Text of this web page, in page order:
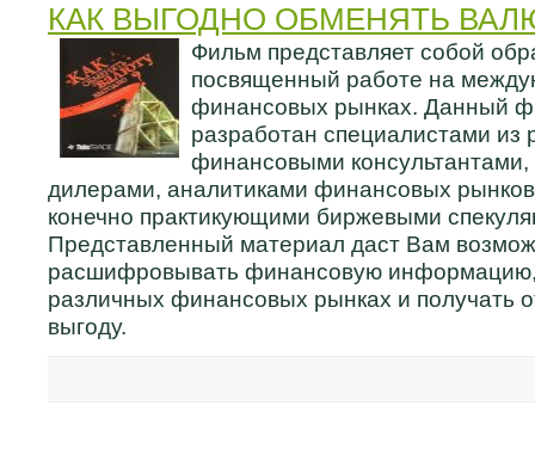
КАК ВЫГОДНО ОБМЕНЯТЬ
Фильм представляет собой
посвященный работе на
финансовых рынках. Данный
разработан специалистами из
финансовыми
дилерами, аналитиками финансовых
конечно практикующими биржевыми
Представленный материал даст Вам
расшифровывать финансовую информацию,
различных финансовых рынках и получать
выгоду.